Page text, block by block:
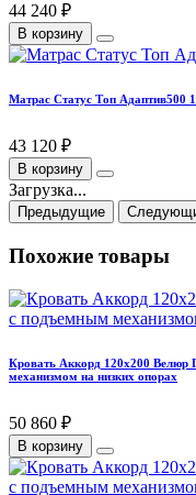
44 240 ₽
В корзину
Матрас Статус Топ Адаптив500
43 120 ₽
В корзину
Загрузка...
Предыдущие
Похожие товары
Кровать Аккорд 120х200 Велюр
механизмом на низких опорах
50 860 ₽
В корзину